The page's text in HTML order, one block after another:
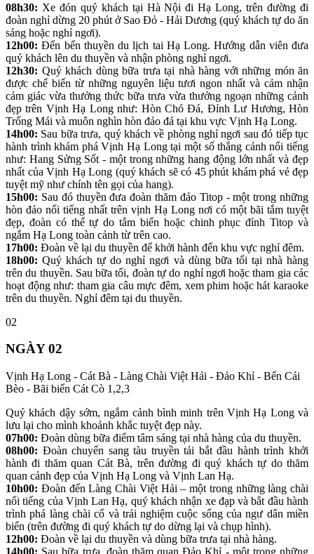
08h30: Xe đón quý khách tại Hà Nội đi Hạ Long, trên đường đi
đoàn nghỉ dừng 20 phút ở Sao Đỏ - Hải Dương (quý khách tự do ăn
sáng hoặc nghỉ ngơi).
12h00: Đến bến thuyền du lịch tai Hạ Long. Hướng dẫn viên đưa
quý khách lên du thuyền và nhận phòng nghỉ ngơi.
12h30: Quý khách dùng bữa trưa tại nhà hàng với những món ăn
được chế biến từ những nguyên liệu tươi ngon nhất và cảm nhận
cảm giác vừa thưởng thức bữa trưa vừa thưởng ngoạn những cảnh
đẹp trên Vịnh Hạ Long như: Hòn Chó Đá, Đỉnh Lư Hương, Hòn
Trống Mái và muôn nghìn hòn đảo đá tại khu vực Vịnh Hạ Long.
14h00: Sau bữa trưa, quý khách về phòng nghỉ ngơi sau đó tiếp tục
hành trình khám phá Vịnh Hạ Long tại một số thắng cảnh nổi tiếng
như: Hang Sửng Sốt - một trong những hang động lớn nhất và đẹp
nhất của Vịnh Hạ Long (quý khách sẽ có 45 phút khám phá vẻ đẹp
tuyệt mỹ như chính tên gọi của hang).
15h00: Sau đó thuyền đưa đoàn thăm đảo Titop - một trong những
hòn đảo nổi tiếng nhất trên vịnh Hạ Long nơi có một bãi tắm tuyệt
đẹp, đoàn có thể tự do tắm biển hoặc chinh phục đỉnh Titop và
ngắm Hạ Long toàn cảnh từ trên cao.
17h00: Đoàn về lại du thuyền để khởi hành đến khu vực nghỉ đêm.
18h00: Quý khách tự do nghỉ ngơi và dùng bữa tối tại nhà hàng
trên du thuyền. Sau bữa tối, đoàn tự do nghỉ ngơi hoặc tham gia các
hoạt động như: tham gia câu mực đêm, xem phim hoặc hát karaoke
trên du thuyền. Nghỉ đêm tại du thuyền.
02
NGÀY 02
Vịnh Hạ Long - Cát Bà - Làng Chài Việt Hải - Đảo Khỉ - Bến Cái
Bèo - Bãi biển Cát Cò 1,2,3
Quý khách dậy sớm, ngắm cảnh bình minh trên Vịnh Hạ Long và
lưu lại cho mình khoảnh khắc tuyệt đẹp này.
07h00: Đoàn dùng bữa điểm tâm sáng tại nhà hàng của du thuyền.
08h00: Đoàn chuyển sang tàu truyền tải bắt đầu hành trình khởi
hành đi thăm quan Cát Bà, trên đường đi quý khách tự do thăm
quan cảnh đẹp của Vịnh Hạ Long và Vịnh Lan Hạ.
10h00: Đoàn đến Làng Chài Việt Hải – một trong những làng chài
nổi tiếng của Vịnh Lan Hạ, quý khách nhận xe đạp và bắt đầu hành
trình phá làng chài cổ và trải nghiệm cuộc sống của ngư dân miền
biển (trên đường đi quý khách tự do dừng lại và chụp hình).
12h00: Đoàn về lại du thuyền và dùng bữa trưa tại nhà hàng.